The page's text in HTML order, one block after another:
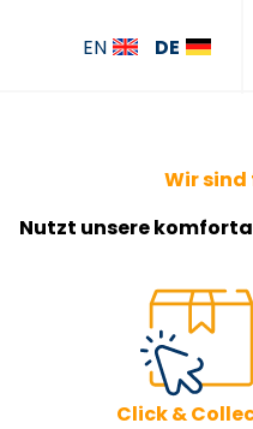
EN DE
Wir sind
Nutzt unsere
Click &